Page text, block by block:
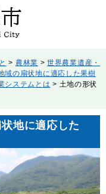
> 農林業 >世界農業遺産・
域の扇状地に適応した果樹
システムとは > 土地の形状
地に適応した